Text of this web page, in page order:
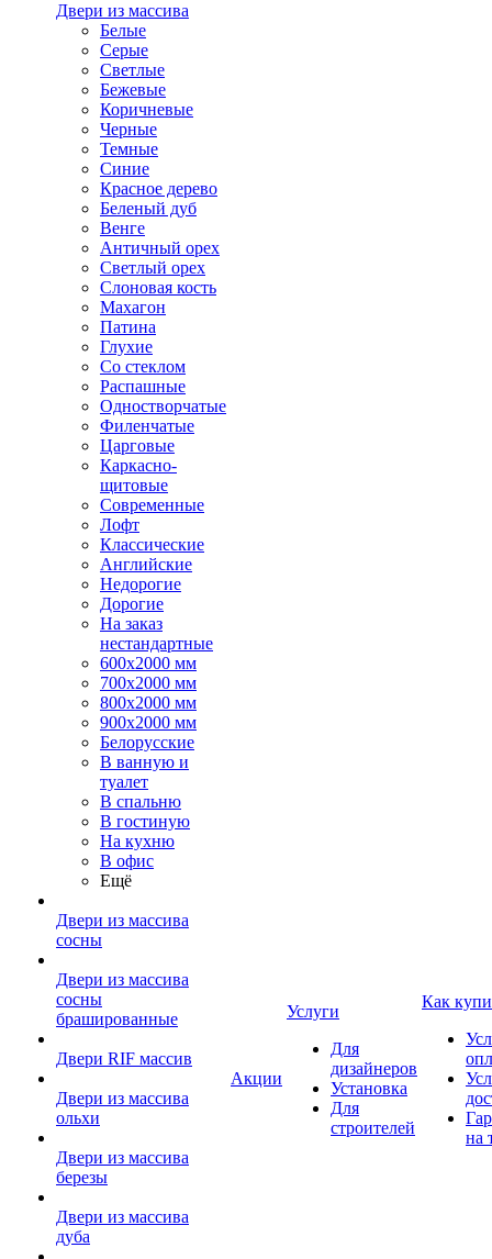
Двери из массива
Белые
Серые
Светлые
Бежевые
Коричневые
Черные
Темные
Синие
Красное дерево
Беленый дуб
Венге
Античный орех
Светлый орех
Слоновая кость
Махагон
Патина
Глухие
Со стеклом
Распашные
Одностворчатые
Филенчатые
Царговые
Каркасно-
щитовые
Современные
Лофт
Классические
Английские
Недорогие
Дорогие
На заказ
нестандартные
600х2000 мм
700х2000 мм
800х2000 мм
900х2000 мм
Белорусские
В ванную и
туалет
В спальню
В гостиную
На кухню
В офис
Ещё
Двери из массива
сосны
Двери из массива
сосны
брашированные
Двери RIF массив
Двери из массива
ольхи
Двери из массива
березы
Двери из массива
дуба
Акции
Услуги
Для
дизайнеров
Установка
Для
строителей
Как
на